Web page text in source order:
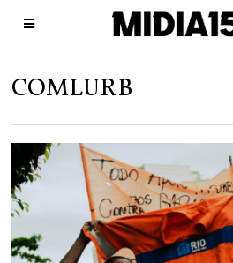
COMLURB